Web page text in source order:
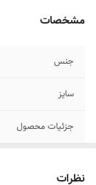
مشخصات
جنس
سایز
جزئیات محصول
نظرات